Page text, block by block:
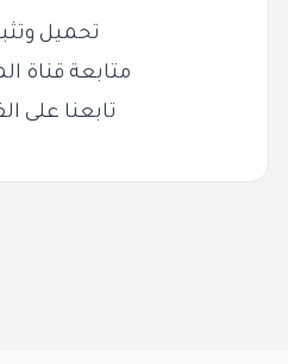
تحميل
متابعة قناة
تابعنا على